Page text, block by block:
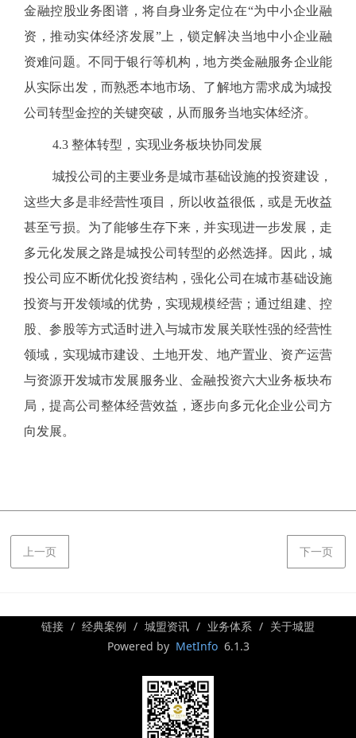
金融控股业务图谱，将自身业务定位在“为中小企业融
资，推动实体经济发展”上，锁定解决当地中小企业融
资难问题。不同于银行等机构，地方类金融服务企业能
从实际出发，而熟悉本地市场、了解地方需求成为城投
公司转型金控的关键突破，从而服务当地实体经济。
4.3 整体转型，实现业务板块协同发展
城投公司的主要业务是城市基础设施的投资建设，
这些大多是非经营性项目，所以收益很低，或是无收益
甚至亏损。为了能够生存下来，并实现进一步发展，走
多元化发展之路是城投公司转型的必然选择。因此，城
投公司应不断优化投资结构，强化公司在城市基础设施
投资与开发领域的优势，实现规模经营；通过组建、控
股、参股等方式适时进入与城市发展关联性强的经营性
领域，实现城市建设、土地开发、地产置业、资产运营
与资源开发城市发展服务业、金融投资六大业务板块布
局，提高公司整体经营效益，逐步向多元化企业公司方
向发展。
上一页 下一页
链接 经典案例 城盟资讯 业务体系
关于城盟
Powered by MetInfo6.1.3